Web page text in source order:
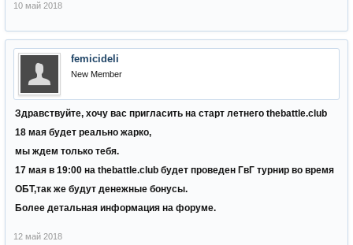
10 май 2018
femicideli
New Member
Здравствуйте, хочу вас пригласить на старт летнего thebattle.club
18 мая будет реально жарко,
мы ждем только тебя.
17 мая в 19:00 на thebattle.club будет проведен ГвГ турнир во время
ОБТ,так же будут денежные бонусы.
Более детальная информация на форуме.
12 май 2018